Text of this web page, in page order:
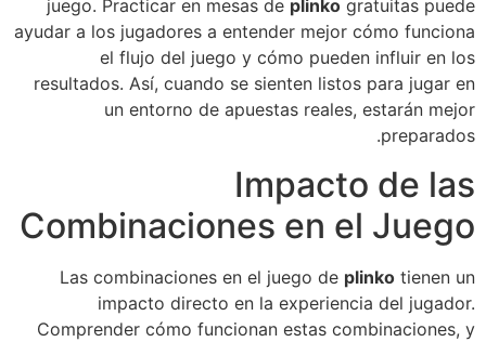
juego. Practicar en mesas de plinko gratuitas puede
ayudar a los jugadores a entender mejor cómo funciona
el flujo del juego y cómo pueden influir en los
resultados. Así, cuando se sienten listos para jugar en
un entorno de apuestas reales, estarán mejor
preparados.
Impacto de las
Combinaciones en el Juego
Las combinaciones en el juego de plinko tienen un
impacto directo en la experiencia del jugador.
Comprender cómo funcionan estas combinaciones, y